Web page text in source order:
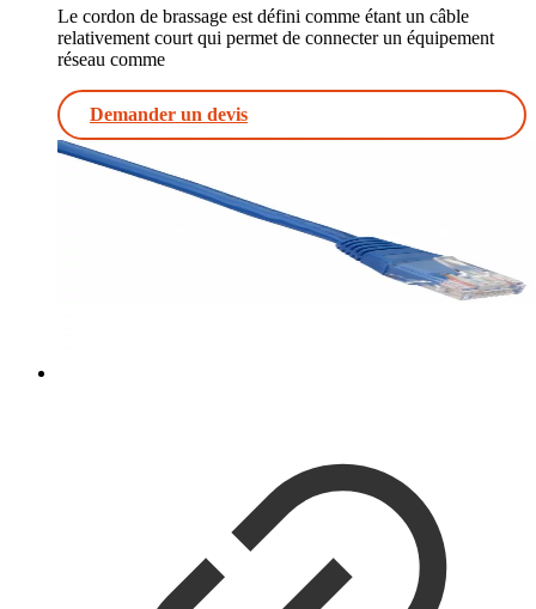
Le cordon de brassage est défini comme étant un câble
relativement court qui permet de connecter un équipement
réseau comme
Demander un devis